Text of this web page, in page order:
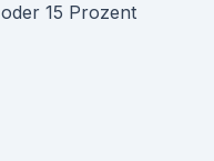
15 Prozent